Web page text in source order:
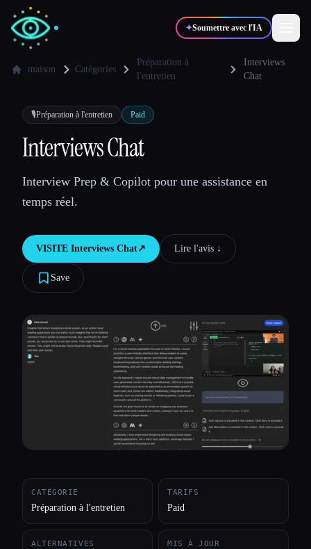
✦Soumettre avec l'IA
💻 Développeurs
🎓Étudiants
Blog
Toutes les catégories
maison Catégories
Préparation à
l'entretien
Interviews
Chat
🎙️Préparation à l'entretien Paid
Interviews Chat
Interview Prep & Copilot pour une assistance en
temps réel.
VISITE Interviews Chat↗︎ Lire l'avis ↓︎
Save
CATÉGORIE
Préparation à l'entretien
TARIFS
Paid
ALTERNATIVES MIS À JOUR